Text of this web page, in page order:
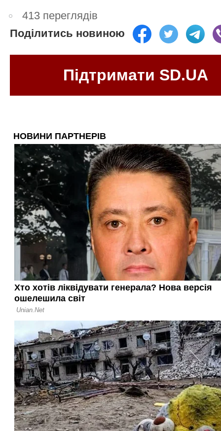
413 переглядів
Поділитись новиною
Підтримати SD.UA